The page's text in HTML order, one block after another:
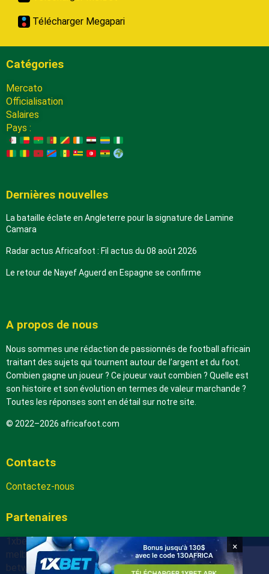
Télécharger Megapari
Catégories
Mercato
Officialisation
Salaires
Pays :
Dernières nouvelles
La bataille éclate en Angleterre pour la signature de Lamine
Camara
Radar actus Africafoot : Fil actus du 08 août 2026
Le retour de Nayef Aguerd en Espagne se confirme
A propos de nous
Nous sommes une rédaction de passionnés de football africain
traitant des sujets qui tournent autour de l’argent et du foot.
Combien gagne un joueur ? Ce joueur vaut combien ? Quelle est
son histoire et son évolution en termes de valeur marchande ?
Toutes les réponses sont en détail sur notre site.
© 2022–2026 africafoot.com
Contacts
Contactez-nous
Partenaires
1xbetapk.africafoot.com
melbet.africafoot.com
betwinnerapp.africafoot.com
×